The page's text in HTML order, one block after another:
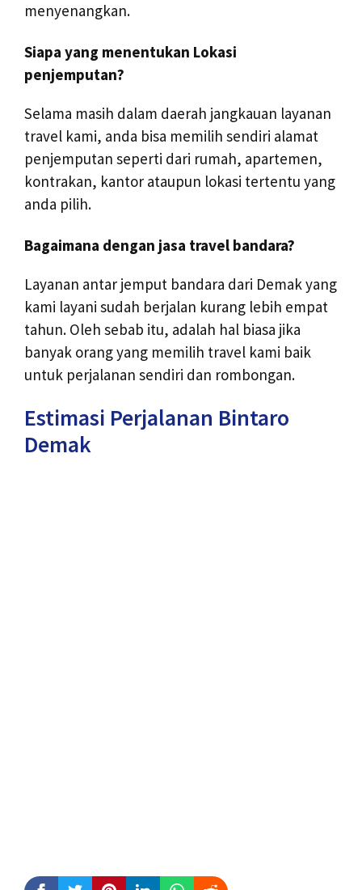
menyenangkan.
Siapa yang menentukan Lokasi
penjemputan?
Selama masih dalam daerah jangkauan layanan
travel kami, anda bisa memilih sendiri alamat
penjemputan seperti dari rumah, apartemen,
kontrakan, kantor ataupun lokasi tertentu yang
anda pilih.
Bagaimana dengan jasa travel bandara?
Layanan antar jemput bandara dari Demak yang
kami layani sudah berjalan kurang lebih empat
tahun. Oleh sebab itu, adalah hal biasa jika
banyak orang yang memilih travel kami baik
untuk perjalanan sendiri dan rombongan.
Estimasi Perjalanan Bintaro
Demak